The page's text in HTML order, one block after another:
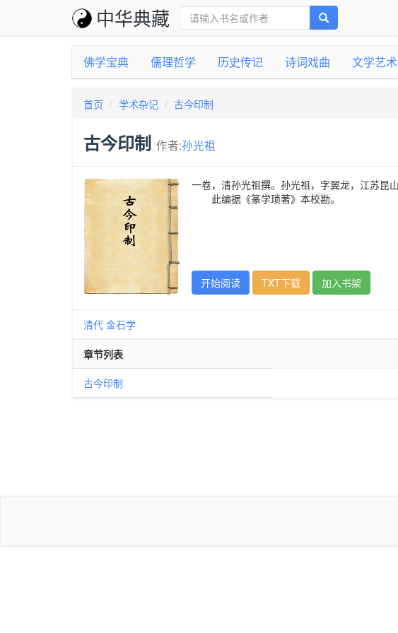
中华典藏
佛学宝典 儒理哲学 历史传记 诗词戏曲 文学艺术
首页 学术杂记 古今印制
古今印制 作者:孙光祖
一卷，清孙光祖撰。孙光祖，字翼龙，江苏昆
此编据《篆学琐著》本校勘。
开始阅读 TXT下载 加入书架
清代 金石学
章节列表
古今印制